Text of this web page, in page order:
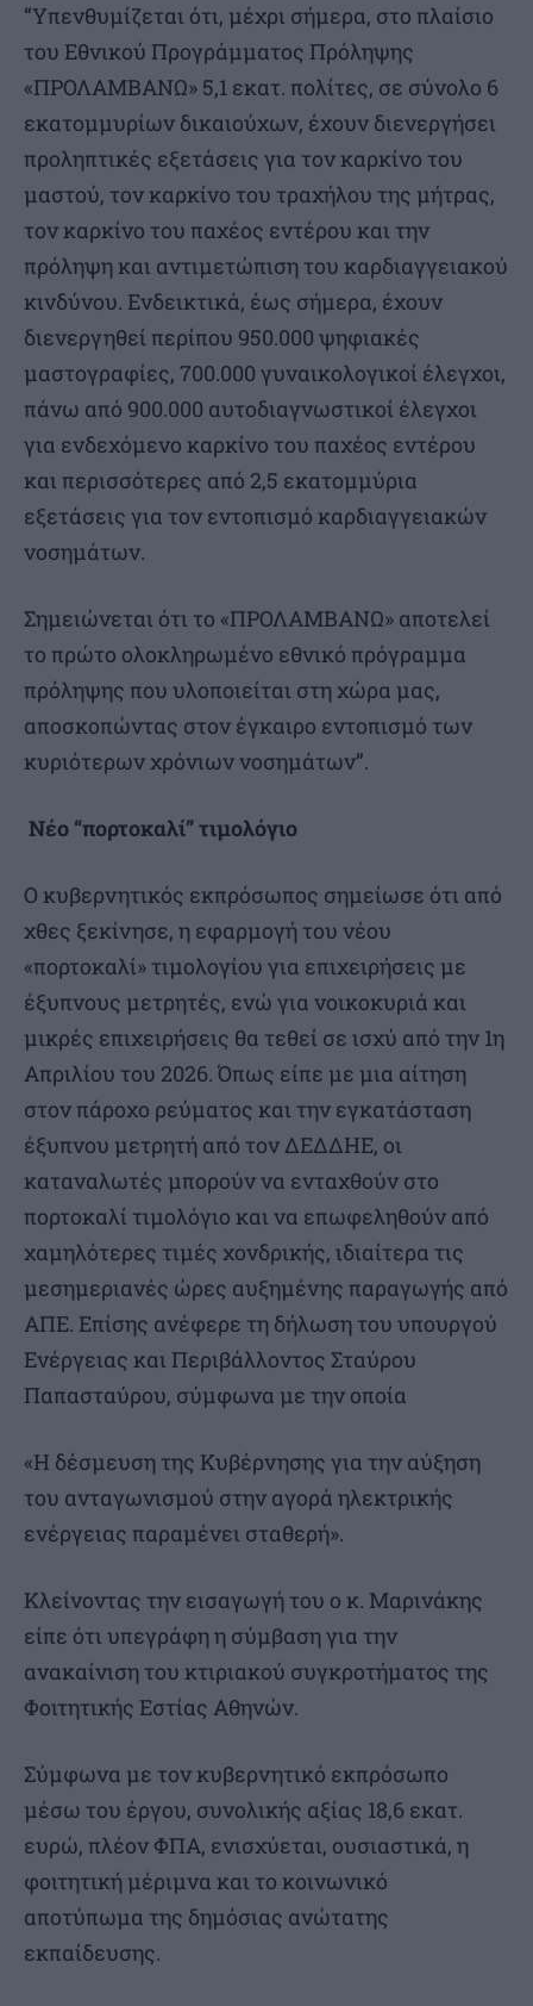
“Υπενθυμίζεται ότι, μέχρι σήμερα, στο πλαίσιο
του Εθνικού Προγράμματος Πρόληψης
«ΠΡΟΛΑΜΒΑΝΩ» 5,1 εκατ. πολίτες, σε σύνολο 6
εκατομμυρίων δικαιούχων, έχουν διενεργήσει
προληπτικές εξετάσεις για τον καρκίνο του
μαστού, τον καρκίνο του τραχήλου της μήτρας,
τον καρκίνο του παχέος εντέρου και την
πρόληψη και αντιμετώπιση του καρδιαγγειακού
κινδύνου. Ενδεικτικά, έως σήμερα, έχουν
διενεργηθεί περίπου 950.000 ψηφιακές
μαστογραφίες, 700.000 γυναικολογικοί έλεγχοι,
πάνω από 900.000 αυτοδιαγνωστικοί έλεγχοι
για ενδεχόμενο καρκίνο του παχέος εντέρου
και περισσότερες από 2,5 εκατομμύρια
εξετάσεις για τον εντοπισμό καρδιαγγειακών
νοσημάτων.
Σημειώνεται ότι το «ΠΡΟΛΑΜΒΑΝΩ» αποτελεί
το πρώτο ολοκληρωμένο εθνικό πρόγραμμα
πρόληψης που υλοποιείται στη χώρα μας,
αποσκοπώντας στον έγκαιρο εντοπισμό των
κυριότερων χρόνιων νοσημάτων”.
Νέο “πορτοκαλί” τιμολόγιο
Ο κυβερνητικός εκπρόσωπος σημείωσε ότι από
χθες ξεκίνησε, η εφαρμογή του νέου
«πορτοκαλί» τιμολογίου για επιχειρήσεις με
έξυπνους μετρητές, ενώ για νοικοκυριά και
μικρές επιχειρήσεις θα τεθεί σε ισχύ από την 1η
Απριλίου του 2026. Όπως είπε με μια αίτηση
στον πάροχο ρεύματος και την εγκατάσταση
έξυπνου μετρητή από τον ΔΕΔΔΗΕ, οι
καταναλωτές μπορούν να ενταχθούν στο
πορτοκαλί τιμολόγιο και να επωφεληθούν από
χαμηλότερες τιμές χονδρικής, ιδιαίτερα τις
μεσημεριανές ώρες αυξημένης παραγωγής από
ΑΠΕ. Επίσης ανέφερε τη δήλωση του υπουργού
Ενέργειας και Περιβάλλοντος Σταύρου
Παπασταύρου, σύμφωνα με την οποία
«Η δέσμευση της Κυβέρνησης για την αύξηση
του ανταγωνισμού στην αγορά ηλεκτρικής
ενέργειας παραμένει σταθερή».
Κλείνοντας την εισαγωγή του ο κ. Μαρινάκης
είπε ότι υπεγράφη η σύμβαση για την
ανακαίνιση του κτιριακού συγκροτήματος της
Φοιτητικής Εστίας Αθηνών.
Σύμφωνα με τον κυβερνητικό εκπρόσωπο
μέσω του έργου, συνολικής αξίας 18,6 εκατ.
ευρώ, πλέον ΦΠΑ, ενισχύεται, ουσιαστικά, η
φοιτητική μέριμνα και το κοινωνικό
αποτύπωμα της δημόσιας ανώτατης
εκπαίδευσης.